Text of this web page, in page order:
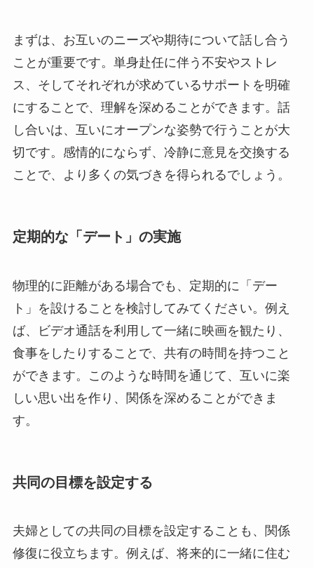
まずは、お互いのニーズや期待について話し合う
ことが重要です。単身赴任に伴う不安やストレ
ス、そしてそれぞれが求めているサポートを明確
にすることで、理解を深めることができます。話
し合いは、互いにオープンな姿勢で行うことが大
切です。感情的にならず、冷静に意見を交換する
ことで、より多くの気づきを得られるでしょう。
定期的な「デート」の実施
物理的に距離がある場合でも、定期的に「デー
ト」を設けることを検討してみてください。例え
ば、ビデオ通話を利用して一緒に映画を観たり、
食事をしたりすることで、共有の時間を持つこと
ができます。このような時間を通じて、互いに楽
しい思い出を作り、関係を深めることができま
す。
共同の目標を設定する
夫婦としての共同の目標を設定することも、関係
修復に役立ちます。例えば、将来的に一緒に住む